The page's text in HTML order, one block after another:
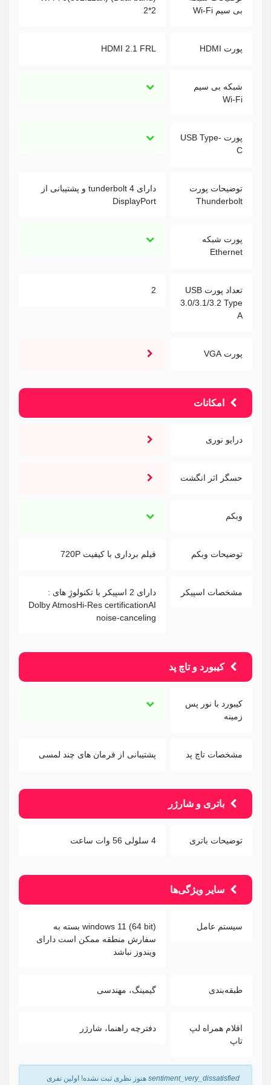
بی سیم Wi-Fi
2*2
پورت HDMI HDMI 2.1 FRL
شبکه بی سیم
Wi-Fi
پورت USB Type-
C
توضيحات پورت
Thunderbolt
دارای tunderbolt 4 و پشتیبانی از
DisplayPort
پورت شبکه
Ethernet
تعداد پورت USB
3.0/3.1/3.2 Type
A
2
پورت VGA
امکانات
درایو نوری
حسگر اثر انگشت
وبکم
توضیحات وبکم فیلم برداری با کیفیت 720P
مشخصات اسپیکر
دارای 2 اسپیکر با تکنولوژِ های :
Dolby AtmosHi-Res certificationAI
noise-canceling
کیبورد و تاچ پد
کیبورد با نور پس
زمینه
مشخصات تاچ پد پشتیبانی از فرمان های چند لمسی
باتری و شارژر
توضیحات باتری 4 سلولی 56 وات ساعت
سایر ویژگی‌ها
سیستم عامل
windows 11 (64 bit) بسته به
سفارش منطقه ممکن است دارای
ویندوز نباشد
طبقه‌بندی گیمینگ، مهندسی
اقلام همراه لپ
تاپ
دفترچه راهنما، شارژر
sentiment_very_dissatisfied هنوز نظری ثبت نشده! اولین نفری